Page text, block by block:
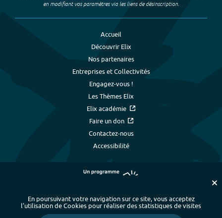
en modifiant vos paramètres via les liens de désinscription.
Accueil
Découvrir Elix
Nos partenaires
Entreprises et Collectivités
Engagez-vous !
Les Thèmes Elix
Elix académie
Faire un don
Contactez-nous
Accessibilité
Plan du site - Index alphabétique -
En poursuivant votre navigation sur ce site, vous acceptez
l’utilisation de Cookies pour réaliser des statistiques de visites